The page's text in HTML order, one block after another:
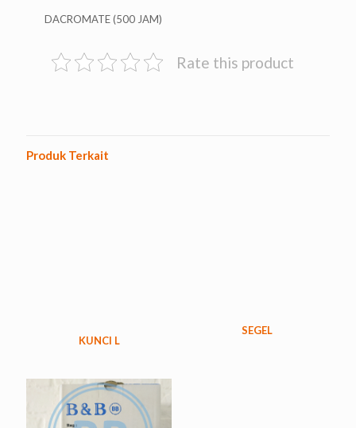
DACROMATE (500 JAM)
Rate this product
Produk Terkait
KUNCI L
SEGEL